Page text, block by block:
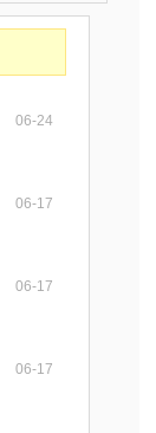
06-24
06-17
06-17
06-17